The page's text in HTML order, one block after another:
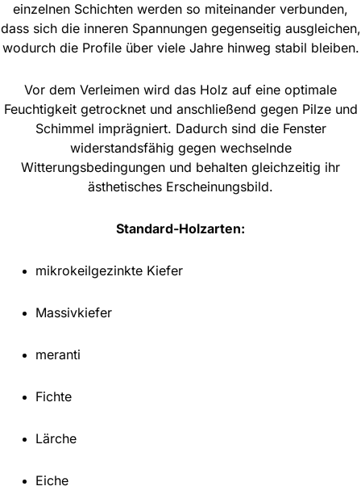
einzelnen Schichten werden so miteinander verbunden,
dass sich die inneren Spannungen gegenseitig ausgleichen,
wodurch die Profile über viele Jahre hinweg stabil bleiben.
Vor dem Verleimen wird das Holz auf eine optimale
Feuchtigkeit getrocknet und anschließend gegen Pilze und
Schimmel imprägniert. Dadurch sind die Fenster
widerstandsfähig gegen wechselnde
Witterungsbedingungen und behalten gleichzeitig ihr
ästhetisches Erscheinungsbild.
Standard-Holzarten:
mikrokeilgezinkte Kiefer
Massivkiefer
meranti
Fichte
Lärche
Eiche